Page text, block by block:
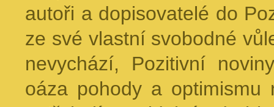
autoři a dopisovatelé do
ze své vlastní svobodné
nevychází, Pozitivní
oáza pohody a